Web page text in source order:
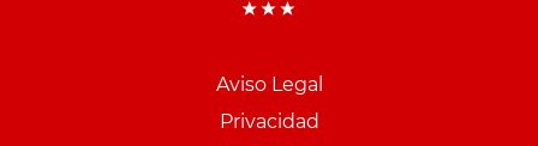
Aviso Legal
Privacidad